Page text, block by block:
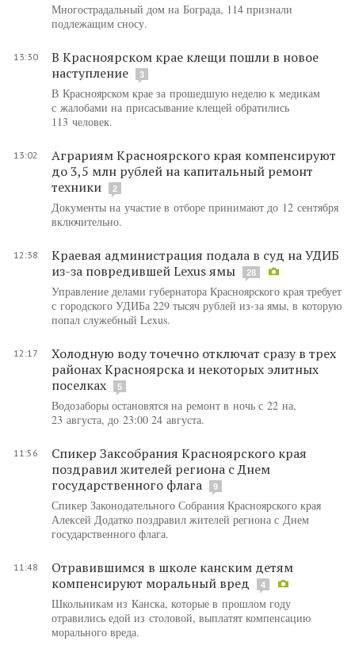
Многострадальный дом на Бограда, 114 признали
подлежащим сносу.
13:30
В Красноярском крае клещи пошли в новое
наступление
3
В Красноярском крае за прошедшую неделю к медикам
с жалобами на присасывание клещей обратились
113 человек.
13:02
Аграриям Красноярского края компенсируют
до 3,5 млн рублей на капитальный ремонт
техники
2
Документы на участие в отборе принимают до 12 сентября
включительно.
12:38
Краевая администрация подала в суд на УДИБ
из-за повредившей Lexus ямы
28
Управление делами губернатора Красноярского края требует
с городского УДИБа 229 тысяч рублей из-за ямы, в которую
попал служебный Lexus.
12:17
Холодную воду точечно отключат сразу в трех
районах Красноярска и некоторых элитных
поселках
5
Водозаборы остановятся на ремонт в ночь с 22 на,
23 августа, до 23:00 24 августа.
11:56
Спикер Заксобрания Красноярского края
поздравил жителей региона с Днем
государственного флага
9
Спикер Законодательного Собрания Красноярского края
Алексей Додатко поздравил жителей региона с Днем
государственного флага.
11:48
Отравившимся в школе канским детям
компенсируют моральный вред
4
Школьникам из Канска, которые в прошлом году
отравились едой из столовой, выплатят компенсацию
морального вреда.